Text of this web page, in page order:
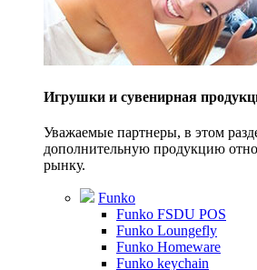
Игрушки и сувенирная
Уважаемые партнеры, в этом
дополнительную продукцию
рынку.
Funko
Funko FSDU POS
Funko Loungefly
Funko Homeware
Funko keychain